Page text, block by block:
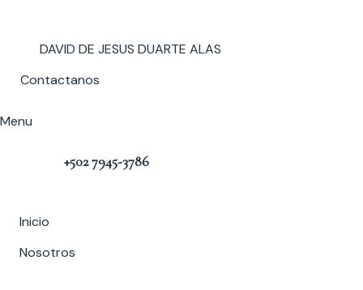
DAVID DE JESUS DUARTE ALAS
Contactanos
Menu
+502 7945-3786
Inicio
Nosotros